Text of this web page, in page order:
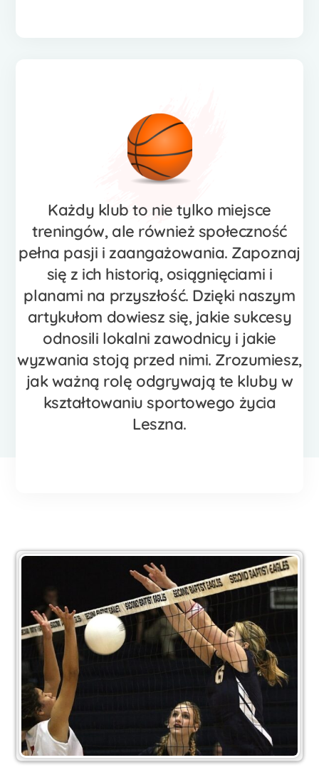
Każdy klub to nie tylko miejsce
treningów, ale również społeczność
pełna pasji i zaangażowania. Zapoznaj
się z ich historią, osiągnięciami i
planami na przyszłość. Dzięki naszym
artykułom dowiesz się, jakie sukcesy
odnosili lokalni zawodnicy i jakie
wyzwania stoją przed nimi. Zrozumiesz,
jak ważną rolę odgrywają te kluby w
kształtowaniu sportowego życia
Leszna.